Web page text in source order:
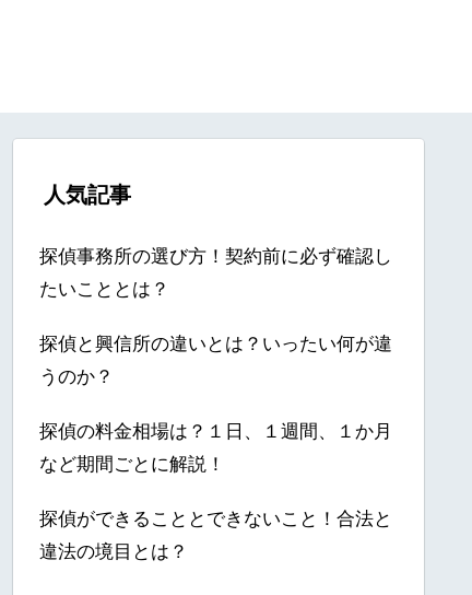
人気記事
探偵事務所の選び方！契約前に必ず確認し
たいこととは？
探偵と興信所の違いとは？いったい何が違
うのか？
探偵の料金相場は？１日、１週間、１か月
など期間ごとに解説！
探偵ができることとできないこと！合法と
違法の境目とは？